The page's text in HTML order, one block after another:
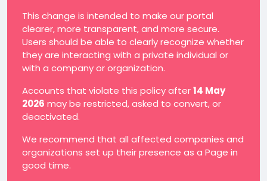
This change is intended to make our portal
clearer, more transparent, and more secure.
Users should be able to clearly recognize whether
they are interacting with a private individual or
with a company or organization.
Accounts that violate this policy after14 May
2026 may be restricted, asked to convert, or
deactivated.
We recommend that all affected companies and
organizations set up their presence as a Page in
good time.